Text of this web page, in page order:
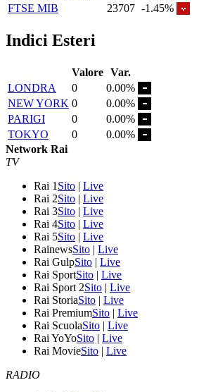
FTSE MIB
23707 -1.45%
Indici Esteri
Valore Var.
LONDRA
0
0.00%
NEW YORK 0
0.00%
PARIGI
0
0.00%
TOKYO
0
0.00%
Network Rai
TV
Rai 1 Sito | Live
Rai 2Sito | Live
Rai 3Sito | Live
Rai 4Sito | Live
Rai 5Sito | Live
RainewsSito | Live
Rai GulpSito | Live
Rai SportSito | Live
Rai Sport 2Sito | Live
Rai StoriaSito | Live
Rai PremiumSito | Live
Rai ScuolaSito | Live
Rai YoYoSito | Live
Rai MovieSito | Live
RADIO